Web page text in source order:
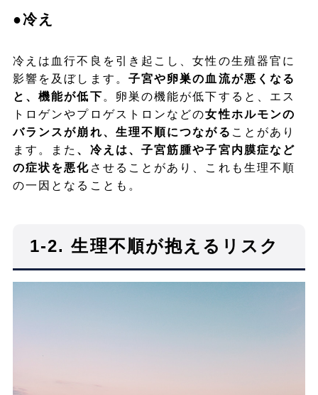
●冷え
冷えは血行不良を引き起こし、女性の生殖器官に
影響を及ぼします。 子宮や卵巣の血流が悪くなる
と、機能が低下 。卵巣の機能が低下すると、エス
トロゲンやプロゲストロンなどの女性ホルモンの
バランスが崩れ、生理不順につながる ことがあり
ます。また 、冷えは、子宮筋腫や子宮内膜症など
の症状を悪化 させることがあり、これも生理不順
の一因となることも。
1-2. 生理不順が抱えるリスク